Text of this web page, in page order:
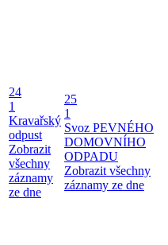
24
1
Kravařský
odpust
Zobrazit
všechny
záznamy
ze dne
25
1
Svoz PEVNÉHO
DOMOVNÍHO
ODPADU
Zobrazit všechny
záznamy ze dne